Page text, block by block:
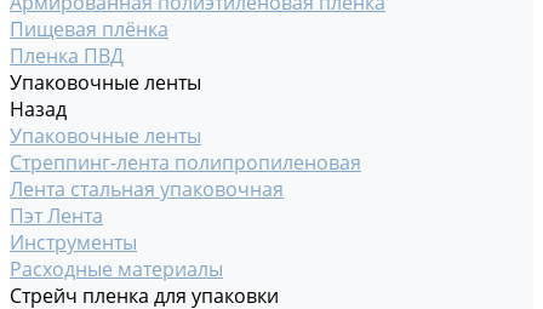
Пищевая плёнка
Пленка ПВД
Упаковочные ленты
Назад
Упаковочные ленты
Стреппинг-лента полипропиленовая
Лента стальная упаковочная
Пэт Лента
Инструменты
Расходные материалы
Стрейч пленка для упаковки